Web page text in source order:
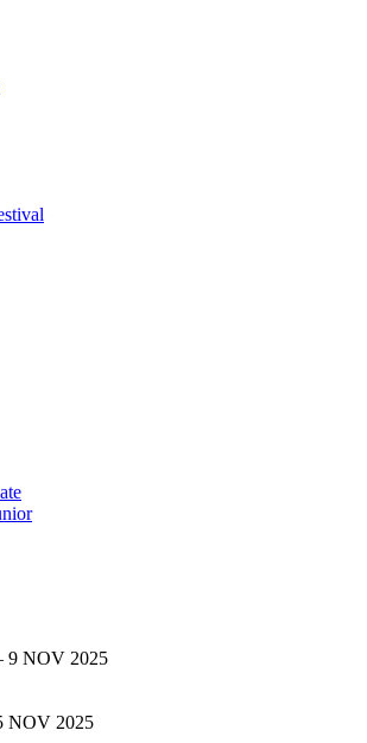
9 NOV 2025
NOV 2025